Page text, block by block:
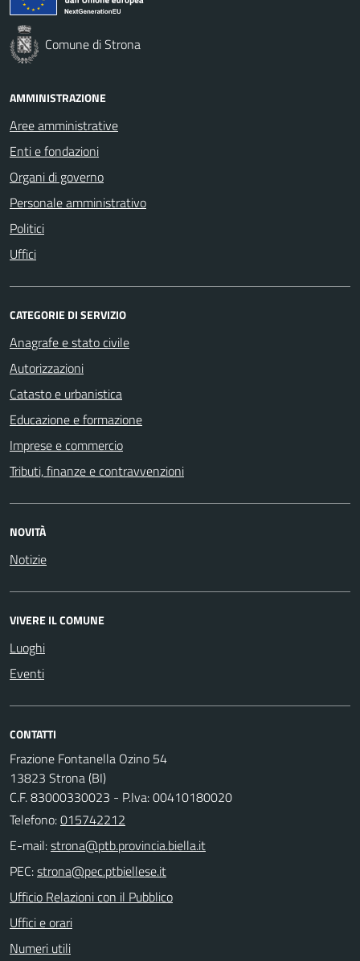
Comune di Strona
AMMINISTRAZIONE
Aree amministrative
Enti e fondazioni
Organi di governo
Personale amministrativo
Politici
Uffici
CATEGORIE DI SERVIZIO
Anagrafe e stato civile
Autorizzazioni
Catasto e urbanistica
Educazione e formazione
Imprese e commercio
Tributi, finanze e contravvenzioni
NOVITÀ
Notizie
VIVERE IL COMUNE
Luoghi
Eventi
CONTATTI
Frazione Fontanella Ozino 54
13823 Strona (BI)
C.F. 83000330023 - P.Iva: 00410180020
Telefono:015742212
E-mail:
PEC:
Ufficio Relazioni con il Pubblico
Uffici e orari
Numeri utili